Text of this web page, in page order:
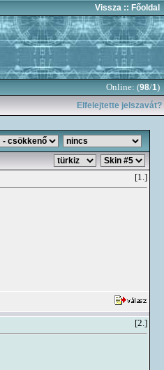
Vissza :: Főoldal
Online: (98/1)
Elfelejtette jelszavát?
[1.]
[2.]